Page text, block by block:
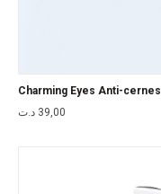
Charming Eyes Anti-cernes
39,00 د.ت